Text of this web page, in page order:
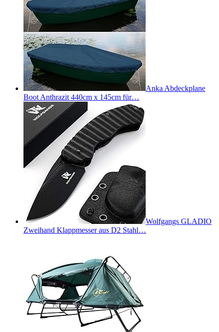
Anka Abdeckplane
Boot Anthrazit 440cm x 145cm für…
Wolfgangs GLADIO
Zweihand Klappmesser aus D2 Stahl…